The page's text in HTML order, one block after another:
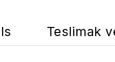
Teslimak